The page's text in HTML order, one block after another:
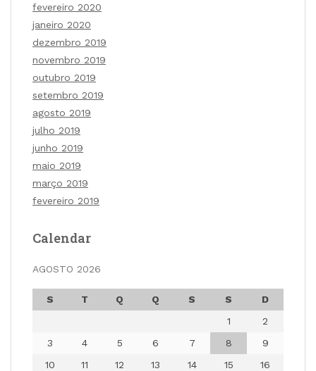
fevereiro 2020
janeiro 2020
dezembro 2019
novembro 2019
outubro 2019
setembro 2019
agosto 2019
julho 2019
junho 2019
maio 2019
março 2019
fevereiro 2019
Calendar
AGOSTO 2026
S T Q Q S S
D
1
2
3
4 5 6 7 8
9
10
11 12 13 14 15
16